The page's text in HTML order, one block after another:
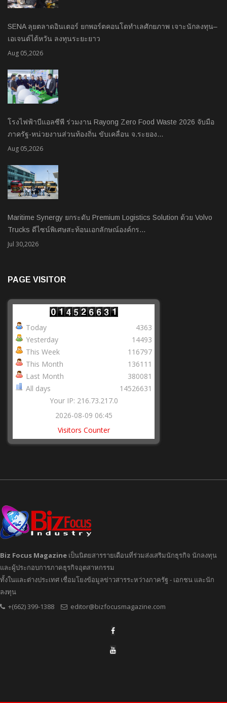
SENA ลุยตลาดอินเตอร์ ยกพอร์ตคอนโดทำเลศักยภาพ เจาะนักลงทุน–
เอเจนต์ไต้หวัน ลงทุนระยะยาว
Aug 05,2026
โรงไฟฟ้าบีแอลซีพี ร่วมงาน Rayong Zero Food Waste 2026 จับมือ
ภาครัฐ-หน่วยงานส่วนท้องถิ่น ขับเคลื่อน จ.ระยอง…
Aug 05,2026
Maritime Synergy ยกระดับ Premium Logistics Solution ด้วย Volvo
Trucks ดีไซน์พิเศษสะท้อนเอกลักษณ์องค์กร…
Jul 30,2026
PAGE VISITOR
Today
Yesterday
This Week
This Month
Last Month
All days
4363
14493
116797
136111
380081
14526631
Your IP: 216.73.217.0
2026-08-09 06:45
Visitors Counter
Biz Focus Magazine เป็นนิตยสารรายเดือนที่ร่วมส่งเสริมนักธุรกิจ นักลงทุน
และผู้ประกอบการภาคธุรกิจอุตสาหกรรม
ทั้งในและต่างประเทศ เชื่อมโยงข้อมูลข่าวสารระหว่างภาครัฐ - เอกชน และนัก
ลงทุน
+(662) 399-1388
editor@bizfocusmagazine.com